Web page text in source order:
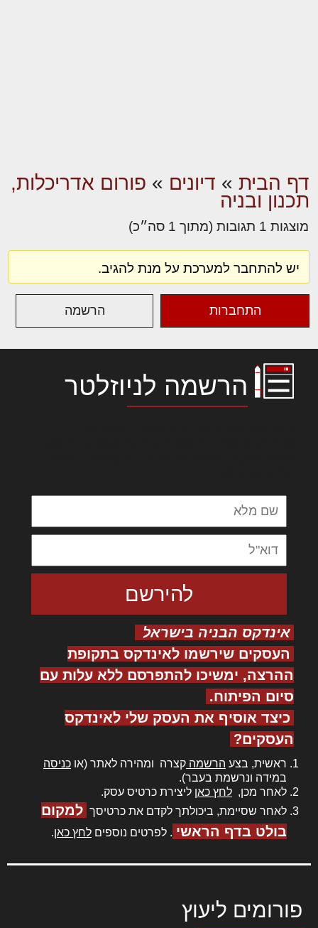
דף הבית » דיונים » פורום אדריכלות,
תכנון ובניה
מוצגות 1 תגובות (מתוך 1 סה״כ)
יש להתחבר למערכת על מנת להגיב.
התחברות הרשמה
הרשמה לניוזלטר
אינדקס הבניה בישראל
העסקים שירשמו לאינדקס בתקופת
ההרצה, ימשיכו להתפרסם ללא עלות עם
סיום הפיתוח.
כיצד אוסיף את העסק שלי לאינדקס
העסקים?
ראשית, בצע הרשמה קצרה ומהירה לאתר (או כניסה
במידה ונרשמת בעבר).
לאחר מכן, לחץ כאן ליצירת כרטיס עסק.
לאחר שסיימת, ביכולתך לקדם את כרטיסך למקום
בולט בדף הראשי . לפרטים נוספים לחץ כאן.
פורומים ליעוץ